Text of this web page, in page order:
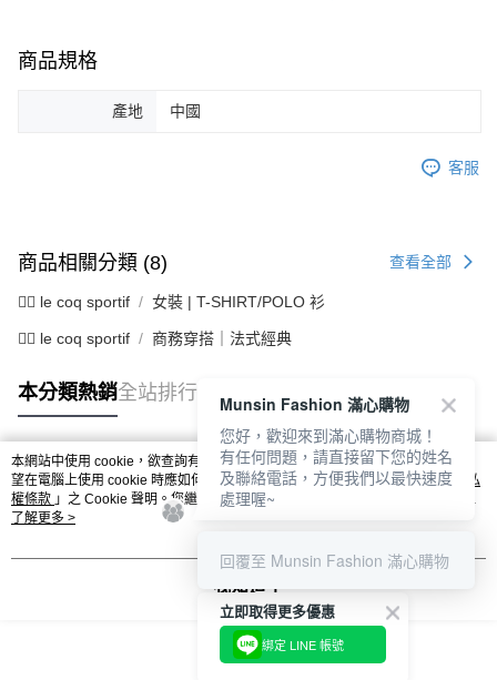
商品規格
產地 中國
客服
商品相關分類 (8) 查看全部
🚴‍♂️ le coq sportif 女裝 | T-SHIRT/POLO 衫
🚴‍♂️ le coq sportif 商務穿搭｜法式經典
本分類熱銷全站排行
熱門標籤
本網站中使用 cookie，欲查詢有關本網站使用 cookie 方式之詳情，及若您不希
望在電腦上使用 cookie 時應如何變更電腦的 cookie 設定，請參閱本網站「
隱私
權條款 」之 Cookie 聲明。您繼續使用本網站即表示您同意本公司得按本網站使
用條款之 Cookie 聲明使用 cookie。
了解更多 >
我知道了
立即取得更多優惠
綁定 LINE 帳號
Munsin Fashion 滿心購物
您好，歡迎來到滿心購物商城！
有任何問題，請直接留下您的姓名
及聯絡電話，方便我們以最快速度
處理喔~
回覆至 Munsin Fashion 滿心購物